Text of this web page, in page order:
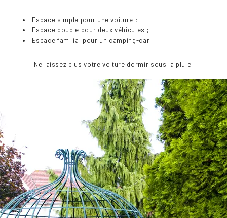
Espace simple pour une voiture ;
Espace double pour deux véhicules ;
Espace familial pour un camping-car.
Ne laissez plus votre voiture dormir sous la pluie.